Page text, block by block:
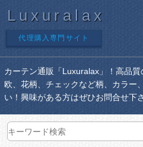
Luxuralax
代理購入専門サイト
カーテン通販「Luxuralax」！高品
欧、花柄、チェックなど柄、カラー
い！興味がある方はぜひお問合せ下